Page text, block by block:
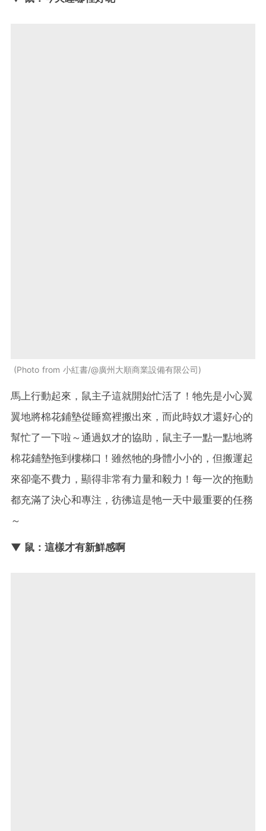
Photo from 小紅書/@廣州大順商業設備有限公司
馬上行動起來，鼠主子這就開始忙活了！牠先是小心翼
翼地將棉花鋪墊從睡窩裡搬出來，而此時奴才還好心的
幫忙了一下啦～通過奴才的協助，鼠主子一點一點地將
棉花鋪墊拖到樓梯口！雖然牠的身體小小的，但搬運起
來卻毫不費力，顯得非常有力量和毅力！每一次的拖動
都充滿了決心和專注，彷彿這是牠一天中最重要的任務
～
▼ 鼠：這樣才有新鮮感啊